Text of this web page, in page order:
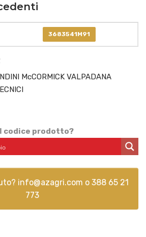
3683541M91
McCORMICK VALPADANA
codice prodotto?
info@azagri.com o 388 65 21
773